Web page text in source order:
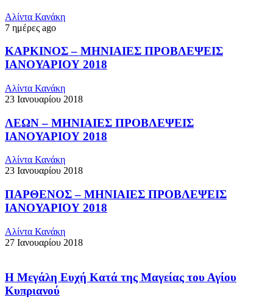
Αλίντα Κανάκη
7 ημέρες ago
ΚΑΡΚΙΝΟΣ – ΜΗΝΙΑΙΕΣ ΠΡΟΒΛΕΨΕΙΣ
ΙΑΝΟΥΑΡΙΟΥ 2018
Αλίντα Κανάκη
23 Ιανουαρίου 2018
ΛΕΩΝ – ΜΗΝΙΑΙΕΣ ΠΡΟΒΛΕΨΕΙΣ
ΙΑΝΟΥΑΡΙΟΥ 2018
Αλίντα Κανάκη
23 Ιανουαρίου 2018
ΠΑΡΘΕΝΟΣ – ΜΗΝΙΑΙΕΣ ΠΡΟΒΛΕΨΕΙΣ
ΙΑΝΟΥΑΡΙΟΥ 2018
Αλίντα Κανάκη
27 Ιανουαρίου 2018
Η Μεγάλη Ευχή Κατά της Μαγείας του Αγίου
Κυπριανού